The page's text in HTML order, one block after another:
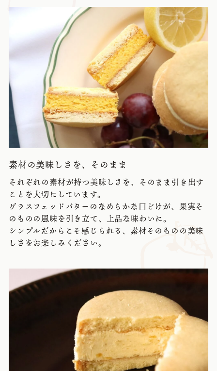
素材の美味しさを、そのまま
それぞれの素材が持つ美味しさを、そのまま引き出す
ことを大切にしています。
グラスフェッドバターのなめらかな口どけが、果実そ
のものの風味を引き立て、上品な味わいに。
シンプルだからこそ感じられる、素材そのものの美味
しさをお楽しみください。